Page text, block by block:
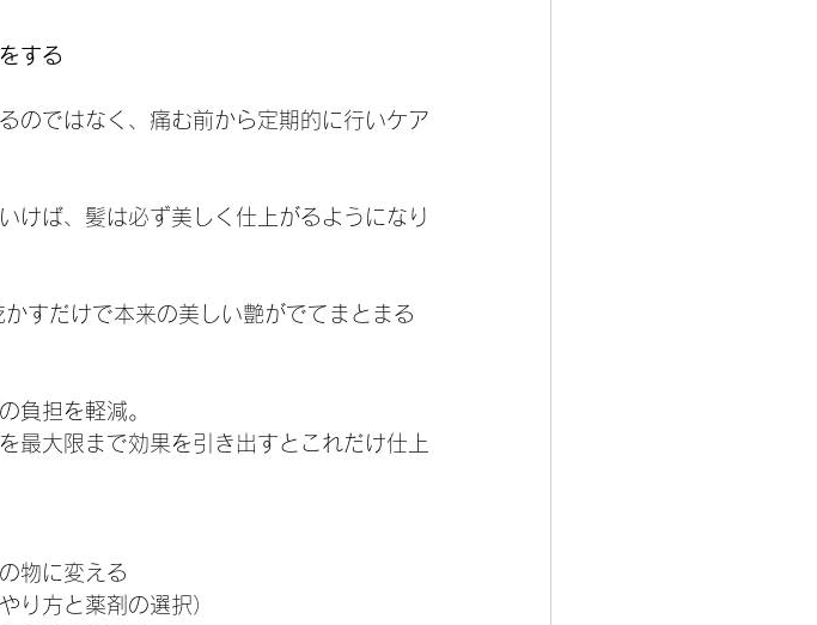
する
のではなく、痛む前から定期的に行いケア
けば、髪は必ず美しく仕上がるようになり
すだけで本来の美しい艶がでてまとまる
負担を軽減。
最大限まで効果を引き出すとこれだけ仕上
物に変える
り方と薬剤の選択）